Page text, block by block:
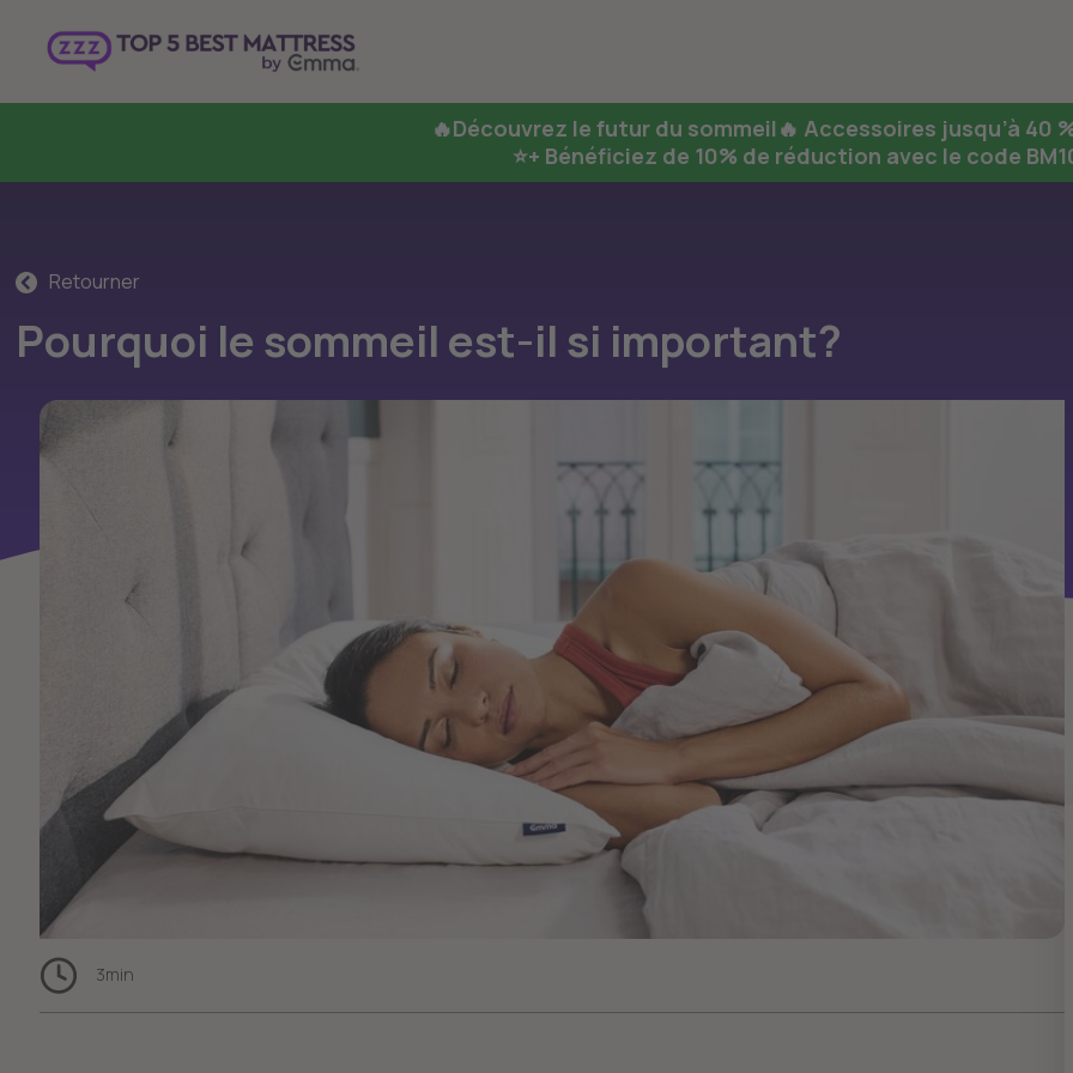
🔥Découvrez le futur du sommeil🔥 Accessoires jusqu’à 40
⭐+ Bénéficiez de 10% de réduction avec le code
Retourner
Pourquoi le sommeil est-il si important?
3min